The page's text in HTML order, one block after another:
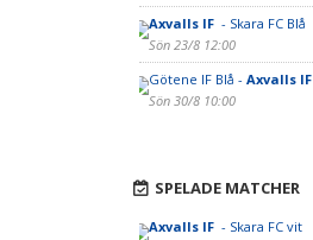
Axvalls IF - Skara FC Blå
Sön 23/8 12:00
Götene IF Blå - Axvalls IF
Sön 30/8 10:00
SPELADE MATCHER
Axvalls IF - Skara FC vit